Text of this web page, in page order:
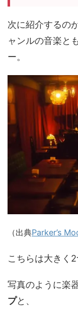
次に紹介するの
ャンルの音楽と
ー。
（出典Parker’s
こちらは大きく
写真のように楽
プと、